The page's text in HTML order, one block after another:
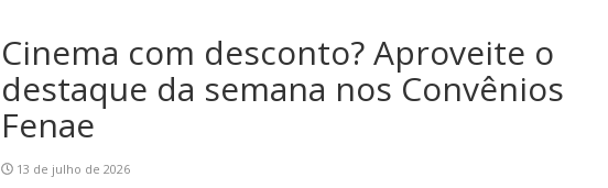
Cinema com desconto? Aproveite o
destaque da semana nos Convênios
Fenae
13 de julho de 2026